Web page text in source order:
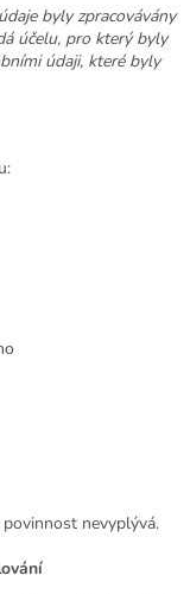
byly zpracovávány
účelu, pro který byly
údaji, které byly
nevyplývá.